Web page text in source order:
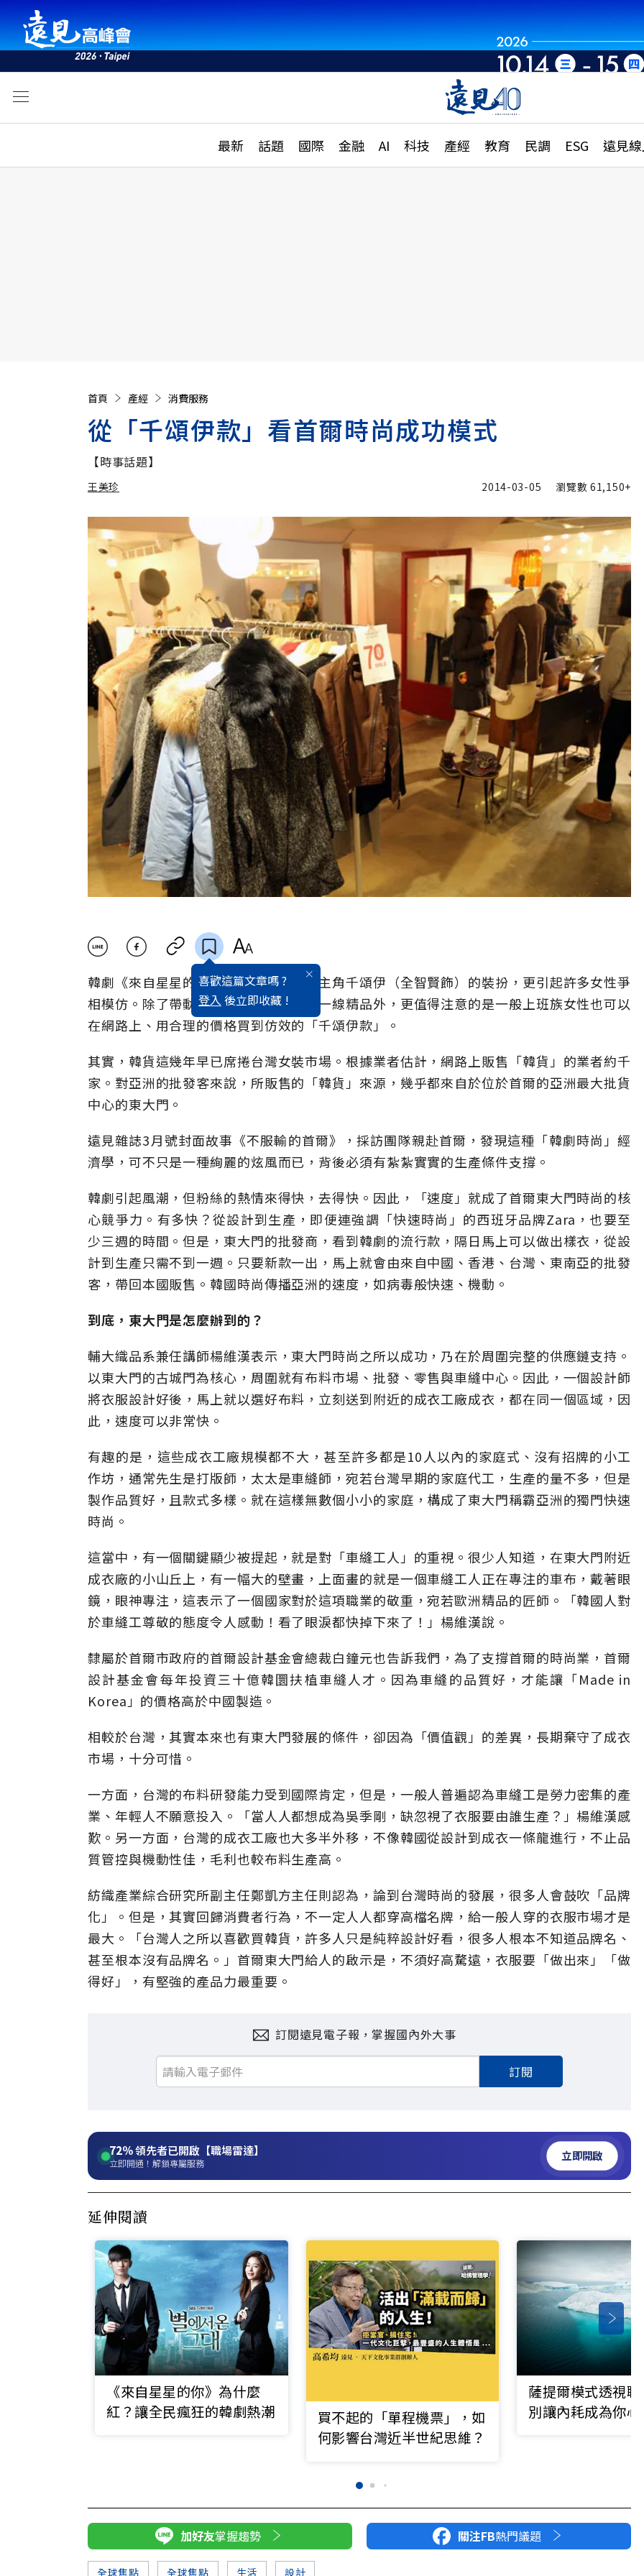
世界重組・洞見
最新 話題 國際 金融 AI 科技 產經 教育 民調 ESG 遠見
活動
話題
國際
特輯
大學升學、職涯攻略
縣市施政調查全解析
首頁 產經 消費服務
從「千頌伊款」看首爾時尚成功模式
【時事話題】
王美珍
王美珍
2014-03-05 瀏覽數61,150+
喜歡這篇文章嗎 ?
登入 後立即收藏 !
韓劇《來自星星的你》轟動全亞洲，女主角千頌伊（全智賢飾）的裝扮，更引起許多女性爭
相模仿。除了帶動劇中大明星所穿戴的一線精品外，更值得注意的是一般上班族女性也可以
在網路上、用合理的價格買到仿效的「千頌伊款」。
其實，韓貨這幾年早已席捲台灣女裝市場。根據業者估計，網路上販售「韓貨」的業者約千
家。對亞洲的批發客來說，所販售的「韓貨」來源，幾乎都來自於位於首爾的亞洲最大批貨
中心的東大門。
遠見雜誌3月號封面故事《不服輸的首爾》，採訪團隊親赴首爾，發現這種「韓劇時尚」經
濟學，可不只是一種絢麗的炫風而已，背後必須有紮紮實實的生產條件支撐。
韓劇引起風潮，但粉絲的熱情來得快，去得快。因此，「速度」就成了首爾東大門時尚的核
心競爭力。有多快？從設計到生產，即便連強調「快速時尚」的西班牙品牌Zara，也要至
少三週的時間。但是，東大門的批發商，看到韓劇的流行款，隔日馬上可以做出樣衣，從設
計到生產只需不到一週。只要新款一出，馬上就會由來自中國、香港、台灣、東南亞的批發
客，帶回本國販售。韓國時尚傳播亞洲的速度，如病毒般快速、機動。
到底，東大門是怎麼辦到的？
輔大織品系兼任講師楊維漢表示，東大門時尚之所以成功，乃在於周圍完整的供應鏈支持。
以東大門的古城門為核心，周圍就有布料市場、批發、零售與車縫中心。因此，一個設計師
將衣服設計好後，馬上就以選好布料，立刻送到附近的成衣工廠成衣，都在同一個區域，因
此，速度可以非常快。
有趣的是，這些成衣工廠規模都不大，甚至許多都是10人以內的家庭式、沒有招牌的小工
作坊，通常先生是打版師，太太是車縫師，宛若台灣早期的家庭代工，生產的量不多，但是
製作品質好，且款式多樣。就在這樣無數個小小的家庭，構成了東大門稱霸亞洲的獨門快速
時尚。
這當中，有一個關鍵顯少被提起，就是對「車縫工人」的重視。很少人知道，在東大門附近
成衣廠的小山丘上，有一幅大的壁畫，上面畫的就是一個車縫工人正在專注的車布，戴著眼
鏡，眼神專注，這表示了一個國家對於這項職業的敬重，宛若歐洲精品的匠師。「韓國人對
於車縫工尊敬的態度令人感動！看了眼淚都快掉下來了！」楊維漢說。
隸屬於首爾市政府的首爾設計基金會總裁白鐘元也告訴我們，為了支撐首爾的時尚業，首爾
設計基金會每年投資三十億韓圜扶植車縫人才。因為車縫的品質好，才能讓「Made in
Korea」的價格高於中國製造。
相較於台灣，其實本來也有東大門發展的條件，卻因為「價值觀」的差異，長期棄守了成衣
市場，十分可惜。
一方面，台灣的布料研發能力受到國際肯定，但是，一般人普遍認為車縫工是勞力密集的產
業、年輕人不願意投入。「當人人都想成為吳季剛，缺忽視了衣服要由誰生產？」楊維漢感
歎。另一方面，台灣的成衣工廠也大多半外移，不像韓國從設計到成衣一條龍進行，不止品
質管控與機動性佳，毛利也較布料生產高。
紡織產業綜合研究所副主任鄭凱方主任則認為，論到台灣時尚的發展，很多人會鼓吹「品牌
化」。但是，其實回歸消費者行為，不一定人人都穿高檔名牌，給一般人穿的衣服市場才是
最大。「台灣人之所以喜歡買韓貨，許多人只是純粹設計好看，很多人根本不知道品牌名、
甚至根本沒有品牌名。」首爾東大門給人的啟示是，不須好高騖遠，衣服要「做出來」「做
得好」，有堅強的產品力最重要。
訂閱遠見電子報，掌握國內外大事
訂閱
72%領先者已開啟【職場雷達】
立即開通！解鎖專屬服務
立即開啟
延伸閱讀
《來自星星的你》為什麼
紅？讓全民瘋狂的韓劇熱潮
買不起的「單程機票」，如
何影響台灣近半世紀思維？
薩提爾模式透視
別讓內耗成為你
加好友掌握趨勢 關注FB熱門議題
全球焦點 全球焦點 生活 設計